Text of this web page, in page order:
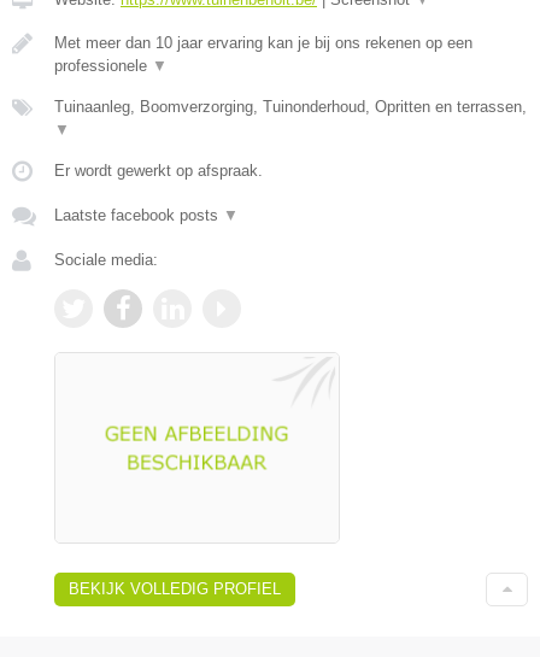
Met meer dan 10 jaar ervaring kan je bij ons rekenen op een
professionele ▼
Tuinaanleg, Boomverzorging, Tuinonderhoud, Opritten en terrassen,
▼
Er wordt gewerkt op afspraak.
Laatste facebook posts ▼
Sociale media:
BEKIJK VOLLEDIG PROFIEL